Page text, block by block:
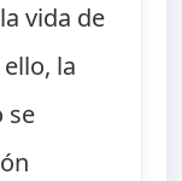
vida de
la
se